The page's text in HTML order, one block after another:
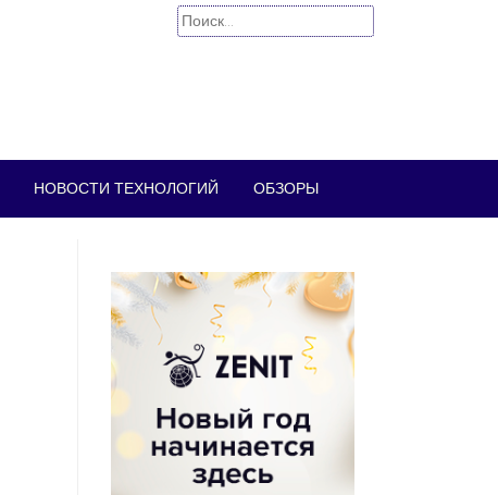
Найти:
НОВОСТИ ТЕХНОЛОГИЙ ОБЗОРЫ